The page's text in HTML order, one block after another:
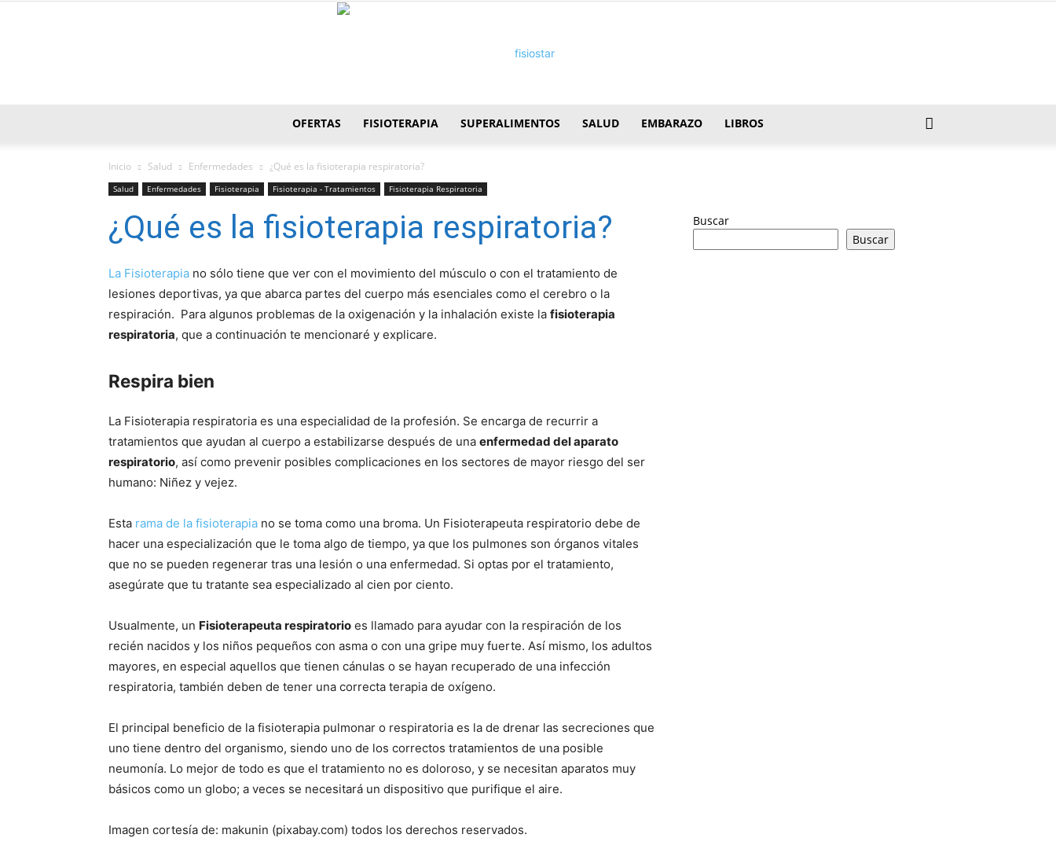
OFERTAS FISIOTERAPIA SUPERALIMENTOS SALUD EMBARAZO LIBROS
Inicio Salud Enfermedades ¿Qué es la fisioterapia respiratoria?
Salud Enfermedades Fisioterapia Fisioterapia - Tratamientos Fisioterapia Respiratoria
¿Qué es la fisioterapia respiratoria?
La Fisioterapia no sólo tiene que ver con el movimiento del músculo o con el tratamiento de
lesiones deportivas, ya que abarca partes del cuerpo más esenciales como el cerebro o la
respiración. Para algunos problemas de la oxigenación y la inhalación existe la fisioterapia
respiratoria, que a continuación te mencionaré y explicare.
Respira bien
La Fisioterapia respiratoria es una especialidad de la profesión. Se encarga de recurrir a
tratamientos que ayudan al cuerpo a estabilizarse después de una enfermedad del aparato
respiratorio, así como prevenir posibles complicaciones en los sectores de mayor riesgo del ser
humano: Niñez y vejez.
Esta rama de la fisioterapia no se toma como una broma. Un Fisioterapeuta respiratorio debe de
hacer una especialización que le toma algo de tiempo, ya que los pulmones son órganos vitales
que no se pueden regenerar tras una lesión o una enfermedad. Si optas por el tratamiento,
asegúrate que tu tratante sea especializado al cien por ciento.
Usualmente, un Fisioterapeuta respiratorio es llamado para ayudar con la respiración de los
recién nacidos y los niños pequeños con asma o con una gripe muy fuerte. Así mismo, los adultos
mayores, en especial aquellos que tienen cánulas o se hayan recuperado de una infección
respiratoria, también deben de tener una correcta terapia de oxígeno.
El principal beneficio de la fisioterapia pulmonar o respiratoria es la de drenar las secreciones que
uno tiene dentro del organismo, siendo uno de los correctos tratamientos de una posible
neumonía. Lo mejor de todo es que el tratamiento no es doloroso, y se necesitan aparatos muy
básicos como un globo; a veces se necesitará un dispositivo que purifique el aire.
Imagen cortesía de: makunin (pixabay.com) todos los derechos reservados.
Buscar
Buscar